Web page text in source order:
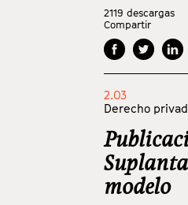
2119 descargas
Compartir
2.03
Derecho
modelo